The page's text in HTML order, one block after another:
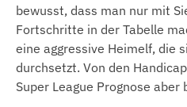
bewusst, dass man nur mit
Fortschritte in der Tabelle
eine aggressive Heimelf, die
durchsetzt. Von den
Super League Prognose aber